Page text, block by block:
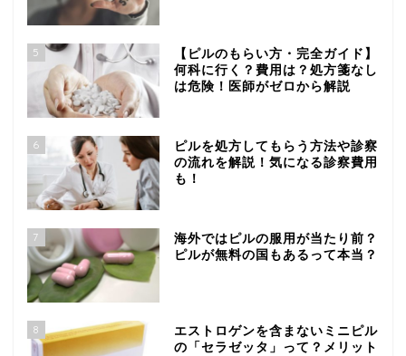
5
【ピルのもらい方・完全ガイド】
何科に行く？費用は？処方箋なし
は危険！医師がゼロから解説
6
ピルを処方してもらう方法や診察
の流れを解説！気になる診察費用
も！
7
海外ではピルの服用が当たり前？
ピルが無料の国もあるって本当？
8
エストロゲンを含まないミニピル
の「セラゼッタ」って？メリット